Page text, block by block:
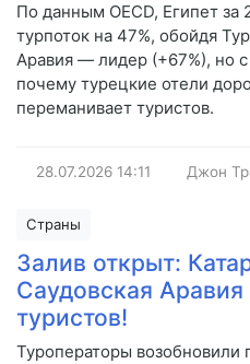
По данным OECD, Египет за
турпоток на 47%, обойдя
Аравия — лидер (+67%), но с
почему турецкие отели
переманивает туристов.
28.07.2026 14:11 Джон
Страны
Залив открыт:
Саудовская
туристов!
Туроператоры возобновили